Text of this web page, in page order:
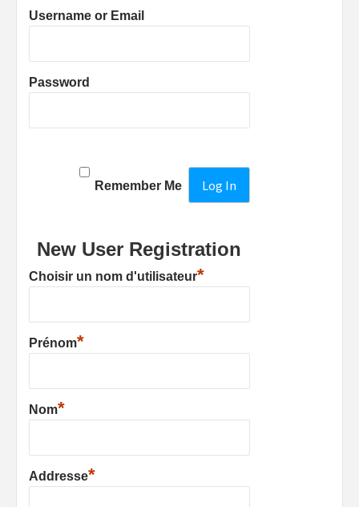
Username or Email
Password
Remember Me
New User Registration
Choisir un nom d'utilisateur*
Prénom*
Nom*
Addresse*